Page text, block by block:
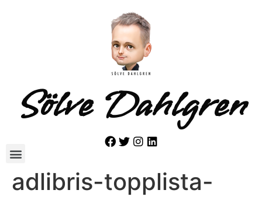
Sölve Dahlgren
adlibris-topplista-